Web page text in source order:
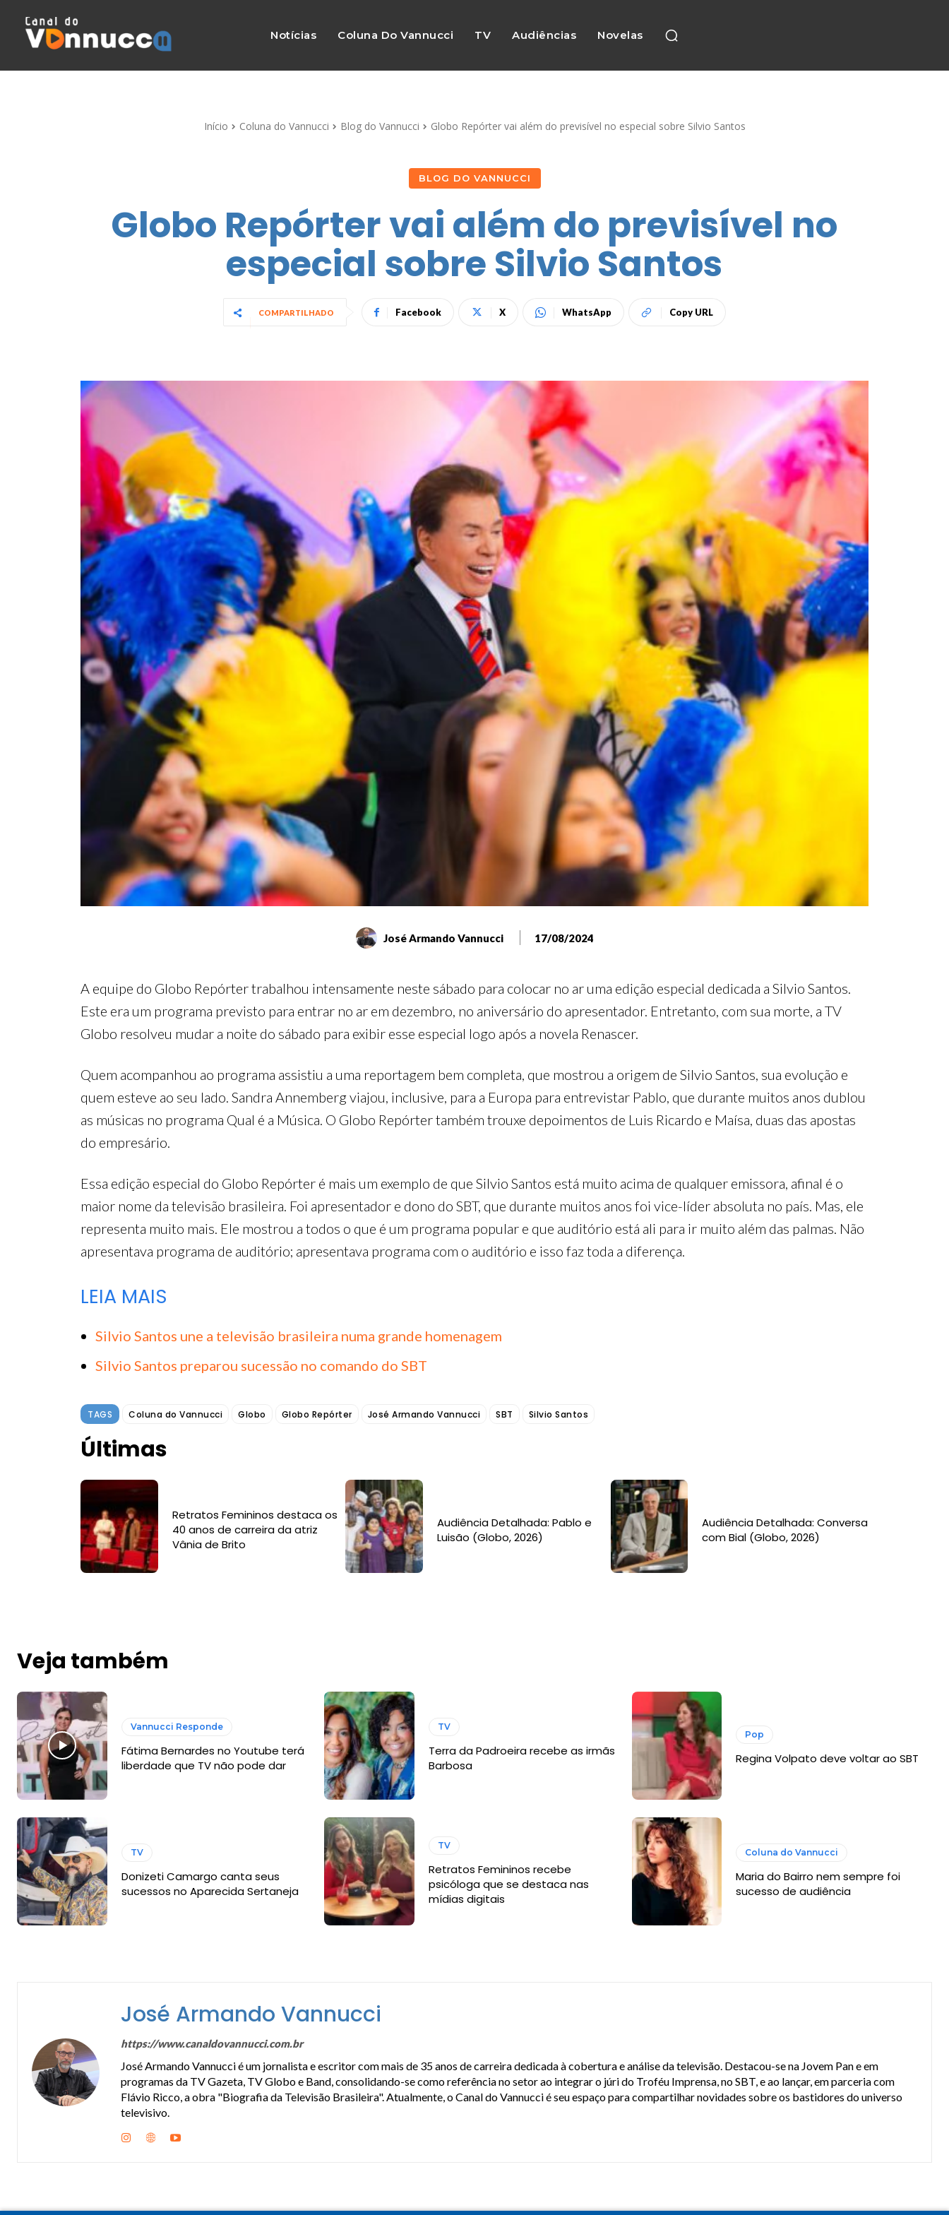
Notícias Coluna Do Vannucci TV Audiências Novelas
Início Coluna do Vannucci Blog do Vannucci Globo Repórter vai além do previsível no especial sobre Silvio Santos
BLOG DO VANNUCCI
Globo Repórter vai além do previsível no
especial sobre Silvio Santos
COMPARTILHADO Facebook X WhatsApp Copy URL
José Armando Vannucci 17/08/2024
A equipe do Globo Repórter trabalhou intensamente neste sábado para colocar no ar uma edição especial dedicada a Silvio Santos.
Este era um programa previsto para entrar no ar em dezembro, no aniversário do apresentador. Entretanto, com sua morte, a TV
Globo resolveu mudar a noite do sábado para exibir esse especial logo após a novela Renascer.
Quem acompanhou ao programa assistiu a uma reportagem bem completa, que mostrou a origem de Silvio Santos, sua evolução e
quem esteve ao seu lado. Sandra Annemberg viajou, inclusive, para a Europa para entrevistar Pablo, que durante muitos anos dublou
as músicas no programa Qual é a Música. O Globo Repórter também trouxe depoimentos de Luis Ricardo e Maísa, duas das apostas
do empresário.
Essa edição especial do Globo Repórter é mais um exemplo de que Silvio Santos está muito acima de qualquer emissora, afinal é o
maior nome da televisão brasileira. Foi apresentador e dono do SBT, que durante muitos anos foi vice-líder absoluta no país. Mas, ele
representa muito mais. Ele mostrou a todos o que é um programa popular e que auditório está ali para ir muito além das palmas. Não
apresentava programa de auditório; apresentava programa com o auditório e isso faz toda a diferença.
LEIA MAIS
Silvio Santos une a televisão brasileira numa grande homenagem
Silvio Santos preparou sucessão no comando do SBT
TAGS Coluna do Vannucci Globo Globo Repórter José Armando Vannucci SBT Silvio Santos
Últimas
Retratos Femininos destaca os
40 anos de carreira da atriz
Vânia de Brito
Audiência Detalhada: Pablo e
Luisão (Globo, 2026)
Audiência Detalhada: Conversa
com Bial (Globo, 2026)
Veja também
Vannucci Responde
Fátima Bernardes no Youtube terá
liberdade que TV não pode dar
TV
Terra da Padroeira recebe as irmãs
Barbosa
Pop
Regina Volpato deve voltar ao SBT
TV
Donizeti Camargo canta seus
sucessos no Aparecida Sertaneja
TV
Retratos Femininos recebe
psicóloga que se destaca nas
mídias digitais
Coluna do Vannucci
Maria do Bairro nem sempre foi
sucesso de audiência
José Armando Vannucci
https://www.canaldovannucci.com.br
José Armando Vannucci é um jornalista e escritor com mais de 35 anos de carreira dedicada à cobertura e análise da televisão. Destacou-se na Jovem Pan e em
programas da TV Gazeta, TV Globo e Band, consolidando-se como referência no setor ao integrar o júri do Troféu Imprensa, no SBT, e ao lançar, em parceria com
Flávio Ricco, a obra "Biografia da Televisão Brasileira". Atualmente, o Canal do Vannucci é seu espaço para compartilhar novidades sobre os bastidores do universo
televisivo.